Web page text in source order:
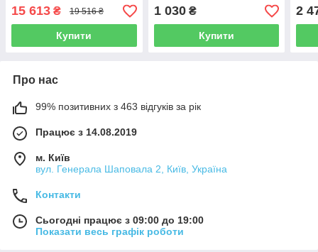
15 613 ₴ 19 516 ₴
Купити
1 030₴
Купити
2
Про нас
99% позитивних з 463 відгуків за рік
Працює з 14.08.2019
м. Київ
вул. Генерала Шаповала 2, Київ, Україна
Контакти
Сьогодні працює з 09:00 до 19:00
Показати весь графік роботи